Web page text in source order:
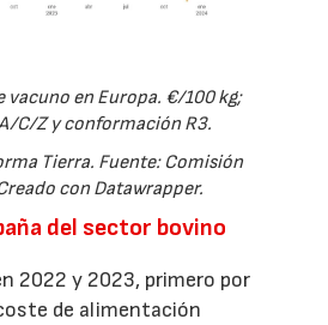
vacuno en Europa. €/100 kg;
C/Z y conformación R3.
Tierra. Fuente: Comisión
con Datawrapper.
del sector bovino
2022 y 2023, primero por
de alimentación